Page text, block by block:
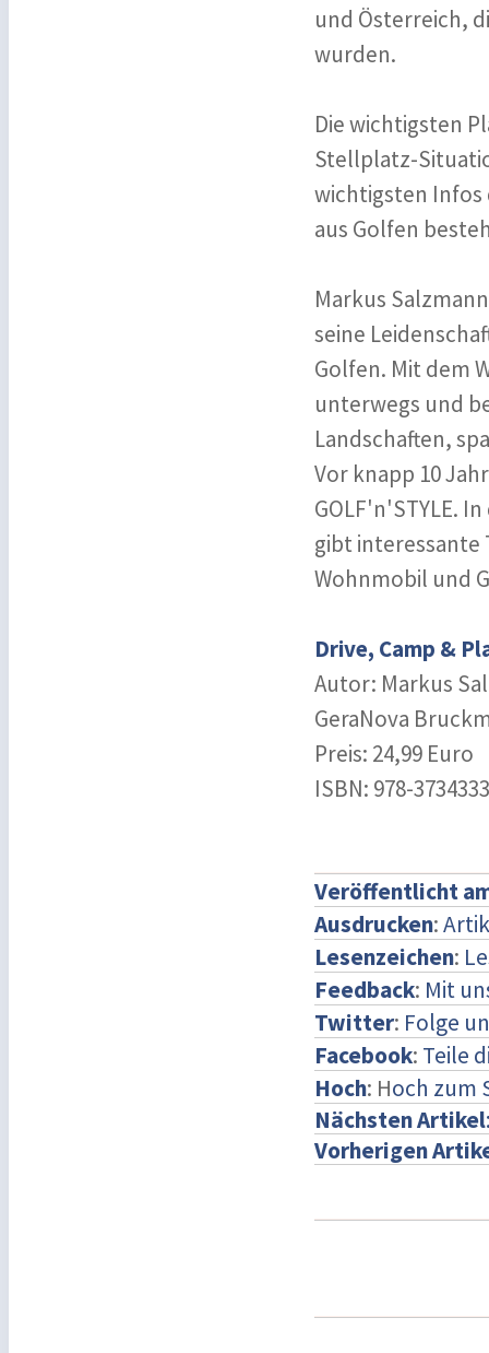
und Österreich,
wurden.
Die wichtigsten
Stellplatz-
wichtigsten Infos
aus Golfen
Markus
seine
Golfen. Mit dem
unterwegs und
Landschaften,
Vor knapp 10
GOLF'n'STYLE.
gibt interessante
Wohnmobil und
Drive, Camp &
Autor: Markus
GeraNova
Preis: 24,99 Euro
ISBN: ‎978-
Veröffentlicht
Ausdrucken:
Lesenzeichen:
Feedback: Mit
Twitter: Folge
Facebook: Teile
Hoch: Hoch zum
Nächsten Artikel
Vorherigen